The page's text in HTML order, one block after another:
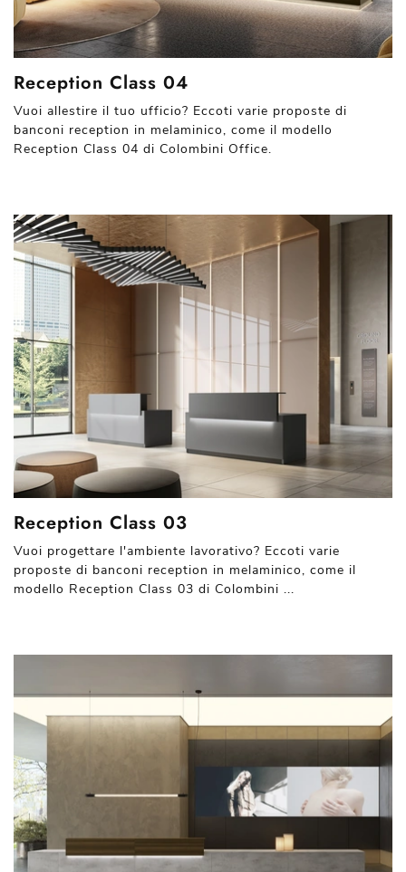
Reception Class 04
Vuoi allestire il tuo ufficio? Eccoti varie proposte di
banconi reception in melaminico, come il modello
Reception Class 04 di Colombini Office.
Reception Class 03
Vuoi progettare l'ambiente lavorativo? Eccoti varie
proposte di banconi reception in melaminico, come il
modello Reception Class 03 di Colombini ...